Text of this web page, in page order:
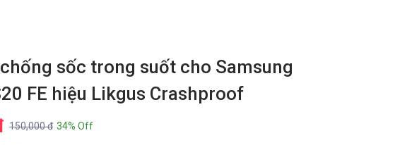
sốc trong suốt cho Samsung
FE hiệu Likgus Crashproof
150,000 đ 34% Off